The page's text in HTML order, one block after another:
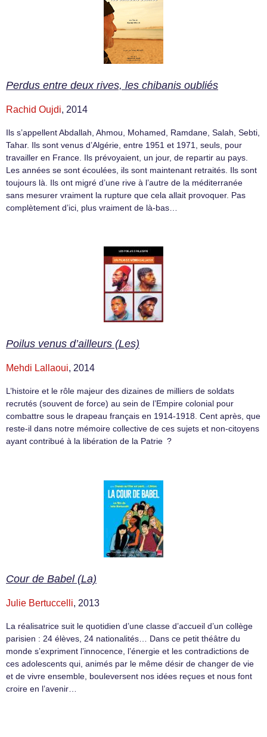
Perdus entre deux rives, les chibanis oubliés
Rachid Oujdi, 2014
Ils s’appellent Abdallah, Ahmou, Mohamed, Ramdane, Salah, Sebti,
Tahar. Ils sont venus d’Algérie, entre 1951 et 1971, seuls, pour
travailler en France. Ils prévoyaient, un jour, de repartir au pays.
Les années se sont écoulées, ils sont maintenant retraités. Ils sont
toujours là. Ils ont migré d’une rive à l’autre de la méditerranée
sans mesurer vraiment la rupture que cela allait provoquer. Pas
complètement d’ici, plus vraiment de là-bas…
Poilus venus d’ailleurs (Les)
Mehdi Lallaoui, 2014
L’histoire et le rôle majeur des dizaines de milliers de soldats
recrutés (souvent de force) au sein de l’Empire colonial pour
combattre sous le drapeau français en 1914-1918. Cent après, que
reste-il dans notre mémoire collective de ces sujets et non-citoyens
ayant contribué à la libération de la Patrie ?
Cour de Babel (La)
Julie Bertuccelli, 2013
La réalisatrice suit le quotidien d’une classe d’accueil d’un collège
parisien : 24 élèves, 24 nationalités… Dans ce petit théâtre du
monde s’expriment l’innocence, l’énergie et les contradictions de
ces adolescents qui, animés par le même désir de changer de vie
et de vivre ensemble, bouleversent nos idées reçues et nous font
croire en l’avenir…